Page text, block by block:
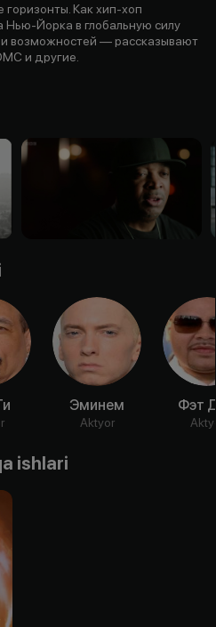
горизонты. Как хип-хоп
Нью-Йорка в глобальную силу
возможностей — рассказывают
и другие.
Эминем
Aktyor
Фэт
ishlari